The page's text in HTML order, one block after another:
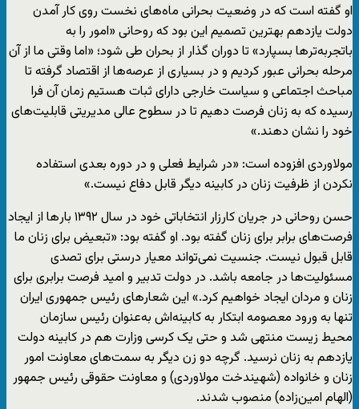
او گفته است که در وضعیت بحرانی ماه‌های نخست روی کار آمدن
دولت یازدهم بهترین تصمیم این بود که روحانی «امور را به
باتجربه‌تر‌ها بسپارد» تا دوران گذار از بحران طی شود؛ «اما وقتی ما از آن
مرحله بحرانی عبور کردیم و در بسیاری از عرصه‌ها از اقتصاد گرفته تا
مباحث اجتماعی و سیاست خارجی دارای ثبات هستیم زمان آن فرا
رسیده که به زنان فرصت دهیم تا در سطوح عالی مدیریتی قابلیت‌های
خود را نشان دهند.»
مولاوردی افزوده است: «در شرایط فعلی و در دوره بعدی استفاده
نکردن از ظرفیت زنان در کابینه دیگر قابل دفاع نیست.»
حسن روحانی در جریان کارزار انتخاباتی خود در سال ۱۳۹۲ بار‌ها از ایجاد
فرصت‌های برابر برای زنان گفته بود. او گفته بود: «تبعیض برای زنان ما
قابل قبول نیست. جنسیت نمی‌تواند معیار درستی برای تصدی
مسئولیت‌ها در جامعه باشد. در دولت تدبیر و امید فرصت برابری برای
زنان و مردان ایجاد خواهیم کرد.» این شعارهای رئیس جمهوری ایران
تنها به ورود معصومه ابتکار به کابینه‌اش به‌عنوان رئیس سازمان
محیط زیست منتهی شد و حتی یک کرسی وزارت هم در کابینه دولت
یازدهم به زنان نرسید. گرچه دو زن دیگر به سمت‌های معاونت امور
زنان و خانواده (شهیندخت مولاوردی) و معاونت حقوقی رئیس جمهور
(الهام امین‌زاده) منصوب شدند.